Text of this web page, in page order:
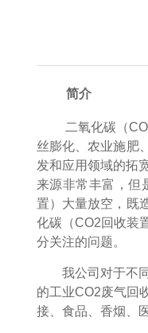
简介
二氧化碳（
丝膨化、农业施肥
发和应用领域的拓
来源非常丰富，但
置）大量放空，既
化碳（CO2回收装
分关注的问题。
我公司对于不
的工业CO2废气回
接、食品、香烟、